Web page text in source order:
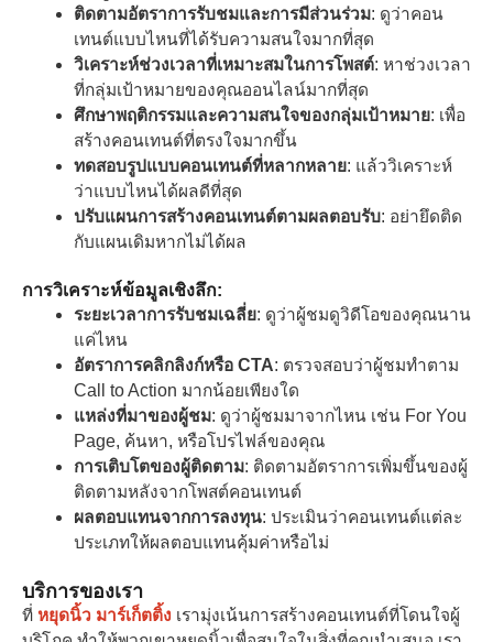
ติดตามอัตราการรับชมและการมีส่วนร่วม: ดูว่าคอน
เทนต์แบบไหนที่ได้รับความสนใจมากที่สุด
วิเคราะห์ช่วงเวลาที่เหมาะสมในการโพสต์: หาช่วงเวลา
ที่กลุ่มเป้าหมายของคุณออนไลน์มากที่สุด
ศึกษาพฤติกรรมและความสนใจของกลุ่มเป้าหมาย: เพื่อ
สร้างคอนเทนต์ที่ตรงใจมากขึ้น
ทดสอบรูปแบบคอนเทนต์ที่หลากหลาย: แล้ววิเคราะห์
ว่าแบบไหนได้ผลดีที่สุด
ปรับแผนการสร้างคอนเทนต์ตามผลตอบรับ: อย่ายึดติด
กับแผนเดิมหากไม่ได้ผล
การวิเคราะห์ข้อมูลเชิงลึก:
ระยะเวลาการรับชมเฉลี่ย: ดูว่าผู้ชมดูวิดีโอของคุณนาน
แค่ไหน
อัตราการคลิกลิงก์หรือ CTA: ตรวจสอบว่าผู้ชมทำตาม
Call to Action มากน้อยเพียงใด
แหล่งที่มาของผู้ชม: ดูว่าผู้ชมมาจากไหน เช่น For You
Page, ค้นหา, หรือโปรไฟล์ของคุณ
การเติบโตของผู้ติดตาม: ติดตามอัตราการเพิ่มขึ้นของผู้
ติดตามหลังจากโพสต์คอนเทนต์
ผลตอบแทนจากการลงทุน: ประเมินว่าคอนเทนต์แต่ละ
ประเภทให้ผลตอบแทนคุ้มค่าหรือไม่
บริการของเรา
ที่ หยุดนิ้ว มาร์เก็ตติ้ง เรามุ่งเน้นการสร้างคอนเทนต์ที่โดนใจผู้